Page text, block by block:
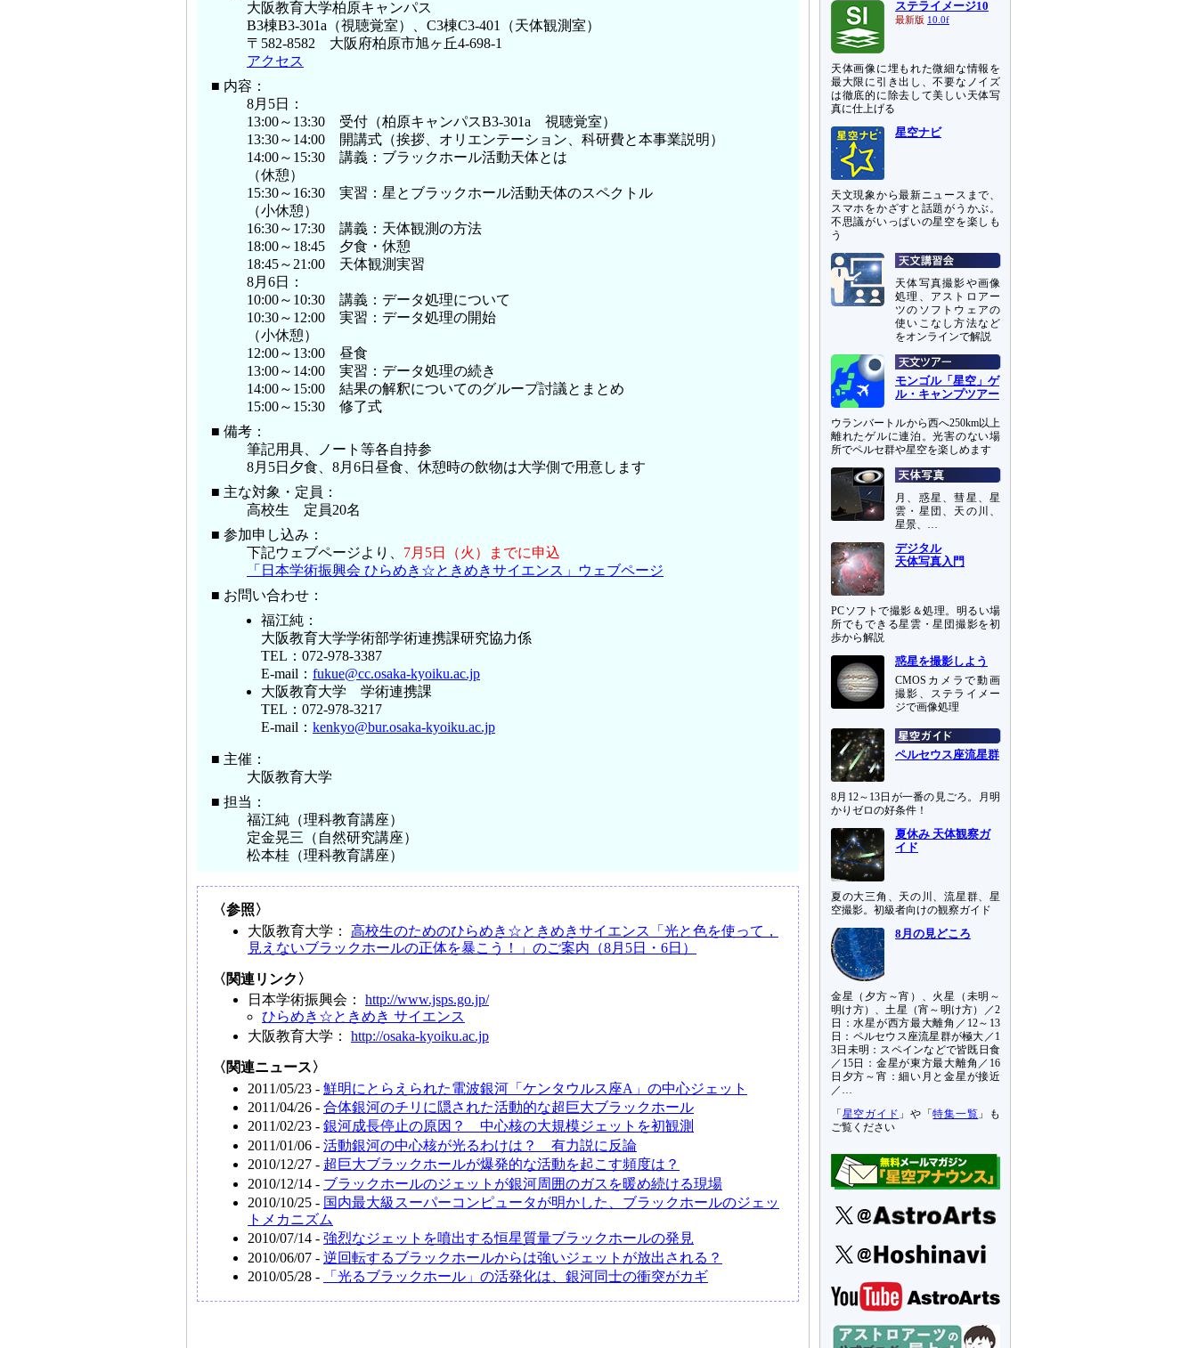
大阪教育大学柏原キャンパス
B3棟B3-301a（視聴覚室）、C3棟C3-401（天体観測室）
〒582-8582 大阪府柏原市旭ヶ丘4-698-1
アクセス
■ 内容：
8月5日：
13:00～13:30 受付（柏原キャンパスB3-301a 視聴覚室）
13:30～14:00 開講式（挨拶、オリエンテーション、科研費と本事業説明）
14:00～15:30 講義：ブラックホール活動天体とは
（休憩）
15:30～16:30 実習：星とブラックホール活動天体のスペクトル
（小休憩）
16:30～17:30 講義：天体観測の方法
18:00～18:45 夕食・休憩
18:45～21:00 天体観測実習
8月6日：
10:00～10:30 講義：データ処理について
10:30～12:00 実習：データ処理の開始
（小休憩）
12:00～13:00 昼食
13:00～14:00 実習：データ処理の続き
14:00～15:00 結果の解釈についてのグループ討議とまとめ
15:00～15:30 修了式
■ 備考：
筆記用具、ノート等各自持参
8月5日夕食、8月6日昼食、休憩時の飲物は大学側で用意します
■ 主な対象・定員：
高校生 定員20名
■ 参加申し込み：
下記ウェブページより、 7月5日（火）までに申込
「日本学術振興会 ひらめき☆ときめきサイエンス」ウェブページ
■ お問い合わせ：
福江純：
大阪教育大学学術部学術連携課研究協力係
TEL：072-978-3387
E-mail： fukue@cc.osaka-kyoiku.ac.jp
大阪教育大学 学術連携課
TEL：072-978-3217
E-mail： kenkyo@bur.osaka-kyoiku.ac.jp
■ 主催：
大阪教育大学
■ 担当：
福江純（理科教育講座）
定金晃三（自然研究講座）
松本桂（理科教育講座）
〈参照〉
大阪教育大学： 高校生のためのひらめき☆ときめきサイエンス「光と色を使って，
見えないブラックホールの正体を暴こう！」のご案内（8月5日・6日）
〈関連リンク〉
日本学術振興会： http://www.jsps.go.jp/
ひらめき☆ときめき サイエンス
大阪教育大学： http://osaka-kyoiku.ac.jp
〈関連ニュース〉
2011/05/23 - 鮮明にとらえられた電波銀河「ケンタウルス座A」の中心ジェット
2011/04/26 - 合体銀河のチリに隠された活動的な超巨大ブラックホール
2011/02/23 - 銀河成長停止の原因？ 中心核の大規模ジェットを初観測
2011/01/06 - 活動銀河の中心核が光るわけは？ 有力説に反論
2010/12/27 - 超巨大ブラックホールが爆発的な活動を起こす頻度は？
2010/12/14 - ブラックホールのジェットが銀河周囲のガスを暖め続ける現場
2010/10/25 - 国内最大級スーパーコンピュータが明かした、ブラックホールのジェッ
トメカニズム
2010/07/14 - 強烈なジェットを噴出する恒星質量ブラックホールの発見
2010/06/07 - 逆回転するブラックホールからは強いジェットが放出される？
2010/05/28 -
「光るブラックホール」の活発化は、銀河同士の衝突がカギ
ステライメージ10
最新版 10.0f
天体画像に埋もれた微細な情報を
最大限に引き出し、不要なノイズ
は徹底的に除去して美しい天体写
真に仕上げる
星空ナビ
天文現象から最新ニュースまで、
スマホをかざすと話題がうかぶ。
不思議がいっぱいの星空を楽しも
う
天体写真撮影や画像
処理、アストロアー
ツのソフトウェアの
使いこなし方法など
をオンラインで解説
モンゴル「星空」ゲ
ル・キャンプツアー
ウランバートルから西へ250km以上
離れたゲルに連泊。光害のない場
所でペルセ群や星空を楽しめます
月、惑星、彗星、星
雲・星団、天の川、
星景、…
デジタル
天体写真入門
PCソフトで撮影＆処理。明るい場
所でもできる星雲・星団撮影を初
歩から解説
惑星を撮影しよう
CMOSカメラで動画
撮影、ステライメー
ジで画像処理
ペルセウス座流星群
8月12～13日が一番の見ごろ。月明
かりゼロの好条件！
夏休み 天体観察ガ
イド
夏の大三角、天の川、流星群、星
空撮影。初級者向けの観察ガイド
8月の見どころ
金星（夕方～宵）、火星（未明～
明け方）、土星（宵～明け方）／2
日：水星が西方最大離角／12～13
日：ペルセウス座流星群が極大／1
3日未明：スペインなどで皆既日食
／15日：金星が東方最大離角／16
日夕方～宵：細い月と金星が接近
／…
「 星空ガイド 」や「特集一覧 」も
ご覧ください